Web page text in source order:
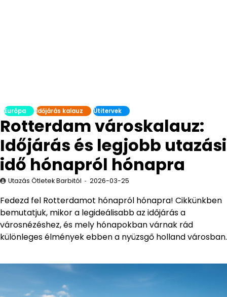
Európa Időjárás kalauz Útitervek
Rotterdam városkalauz:
Időjárás és legjobb utazási
idő hónapról hónapra
Utazás Ötletek Barbitól 2026-03-25
Fedezd fel Rotterdamot hónapról hónapra! Cikkünkben
bemutatjuk, mikor a legideálisabb az időjárás a
városnézéshez, és mely hónapokban várnak rád
különleges élmények ebben a nyüzsgő holland városban.